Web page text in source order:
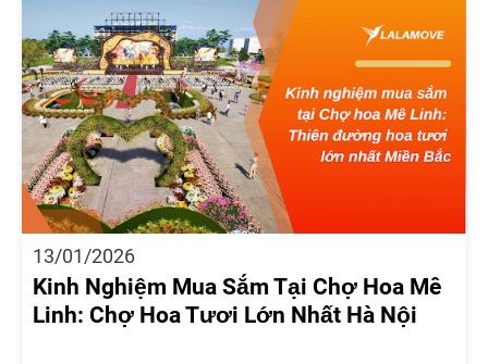
13/01/2026
Kinh Nghiệm Mua Sắm Tại Chợ Hoa Mê
Linh: Chợ Hoa Tươi Lớn Nhất Hà Nội